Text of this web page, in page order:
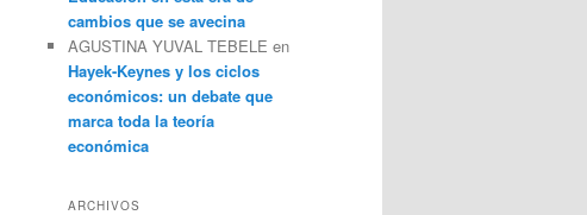
cambios que se avecina
AGUSTINA YUVAL TEBELE en
Hayek-Keynes y los ciclos
económicos: un debate que
marca toda la teoría
económica
ARCHIVOS